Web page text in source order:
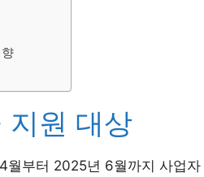
지원 대상
부터 2025년 6월까지 사업